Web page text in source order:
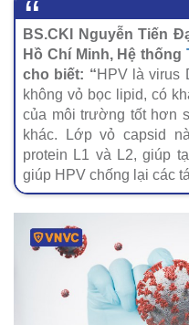
BS.CKI Nguyễn Tiến
Hồ Chí Minh, Hệ thống
cho biết: “HPV là virus
không vỏ bọc lipid, có
của môi trường tốt hơn
khác. Lớp vỏ capsid
protein L1 và L2, giúp
giúp HPV chống lại các